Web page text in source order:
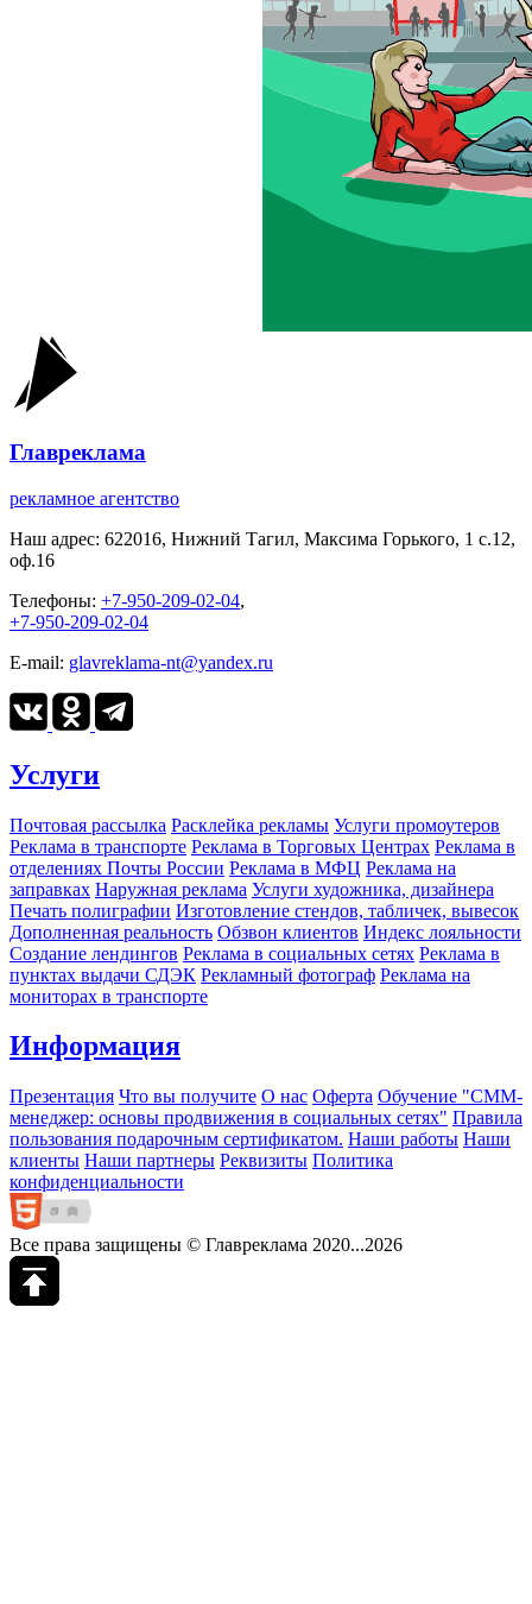
Главреклама
рекламное агентство
Наш адрес: 622016, Нижний Тагил, Максима Горького, 1 c.12,
оф.16
Телефоны: +7-950-209-02-04,
+7-950-209-02-04
E-mail: glavreklama-nt@yandex.ru
Услуги
Почтовая рассылка Расклейка рекламы Услуги промоутеров
Реклама в транспорте Реклама в Торговых Центрах Реклама в
отделениях Почты России Реклама в МФЦ Реклама на
заправках Наружная реклама Услуги художника, дизайнера
Печать полиграфии Изготовление стендов, табличек, вывесок
Дополненная реальность Обзвон клиентов Индекс лояльности
Создание лендингов Реклама в социальных сетях Реклама в
пунктах выдачи СДЭК Рекламный фотограф Реклама на
мониторах в транспорте
Информация
Презентация Что вы получите О нас Оферта Обучение "СМM-
менеджер: основы продвижения в социальных сетях" Правила
пользования подарочным сертификатом. Наши работы Наши
клиенты Наши партнеры Реквизиты Политика
конфиденциальности
Все права защищены © Главреклама 2020...2026